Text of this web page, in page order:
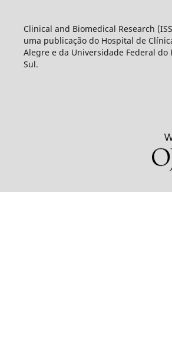
Clinical and Biomedical Research
uma publicação do Hospital de
Alegre e da Universidade Federal do
Sul.